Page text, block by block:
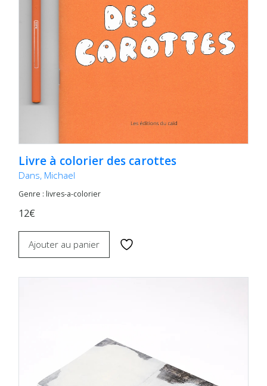
Livre à colorier des carottes
Dans, Michael
Genre : livres-a-colorier
12€
Ajouter au panier